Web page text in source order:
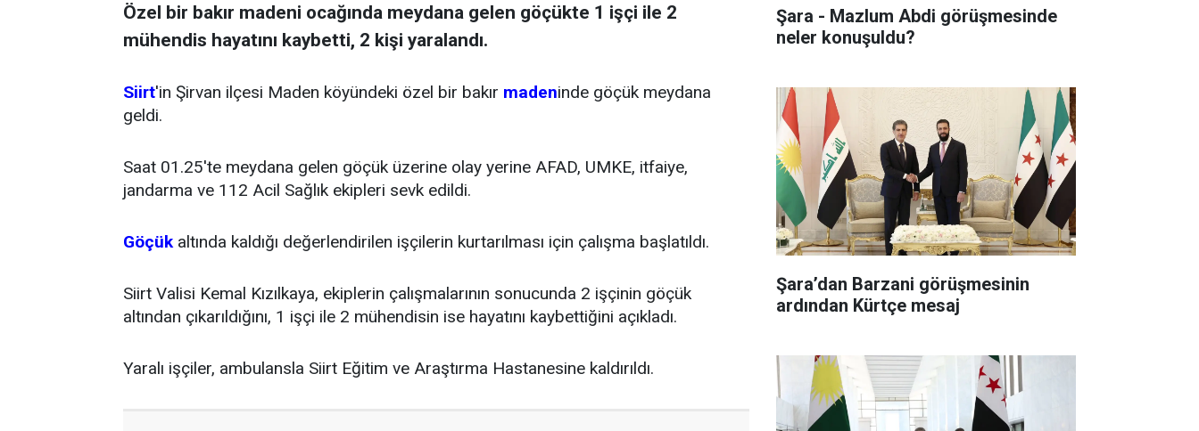
Özel bir bakır madeni ocağında meydana gelen göçükte 1 işçi ile 2
mühendis hayatını kaybetti, 2 kişi yaralandı.
Siirt'in Şirvan ilçesi Maden köyündeki özel bir bakır madeninde göçük meydana
geldi.
Saat 01.25'te meydana gelen göçük üzerine olay yerine AFAD, UMKE, itfaiye,
jandarma ve 112 Acil Sağlık ekipleri sevk edildi.
Göçükaltında kaldığı değerlendirilen işçilerin kurtarılması için çalışma başlatıldı.
Siirt Valisi Kemal Kızılkaya, ekiplerin çalışmalarının sonucunda 2 işçinin göçük
altından çıkarıldığını, 1 işçi ile 2 mühendisin ise hayatını kaybettiğini açıkladı.
Yaralı işçiler, ambulansla Siirt Eğitim ve Araştırma Hastanesine kaldırıldı.
Şara - Mazlum Abdi görüşmesinde
neler konuşuldu?
Şara’dan Barzani görüşmesinin
ardından Kürtçe mesaj